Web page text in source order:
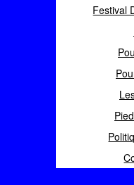
Festival